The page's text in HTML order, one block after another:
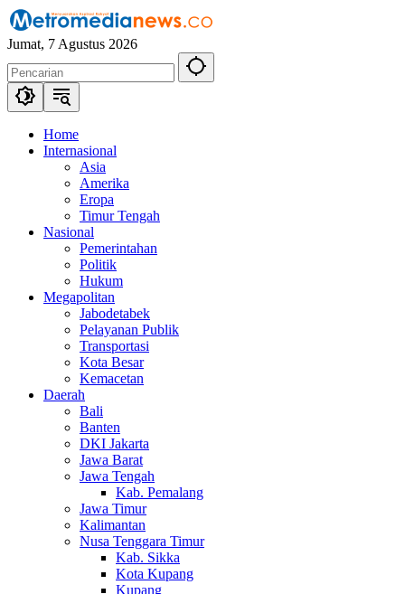
Langsung
ke
konten
Jumat, 7 Agustus 2026
Home
Internasional
Asia
Amerika
Eropa
Timur Tengah
Nasional
Pemerintahan
Politik
Hukum
Megapolitan
Jabodetabek
Pelayanan Publik
Transportasi
Kota Besar
Kemacetan
Daerah
Bali
Banten
DKI Jakarta
Jawa Barat
Jawa Tengah
Kab. Pemalang
Jawa Timur
Kalimantan
Nusa Tenggara Timur
Kab. Sikka
Kota Kupang
Kupang